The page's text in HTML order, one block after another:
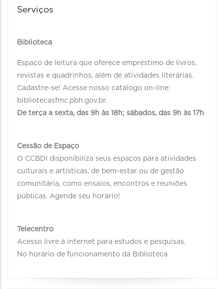
Serviços
Biblioteca
Espaço de leitura que oferece empréstimo de livros,
revistas e quadrinhos, além de atividades literárias.
Cadastre-se! Acesse nosso catálogo on-line:
bibliotecasfmc.pbh.gov.br.
De terça a sexta, das 9h às 18h; sábados, das 9h às 17h
Cessão de Espaço
O CCBDI disponibiliza seus espaços para atividades
culturais e artísticas, de bem-estar ou de gestão
comunitária, como ensaios, encontros e reuniões
públicas. Agende seu horário!
Telecentro
Acesso livre à internet para estudos e pesquisas.
No horário de funcionamento da Biblioteca